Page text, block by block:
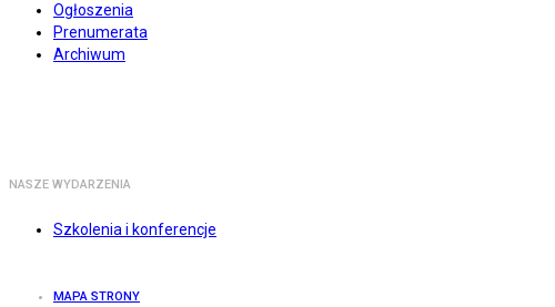
Ogłoszenia
Prenumerata
Archiwum
NASZE WYDARZENIA
Szkolenia i konferencje
MAPA STRONY